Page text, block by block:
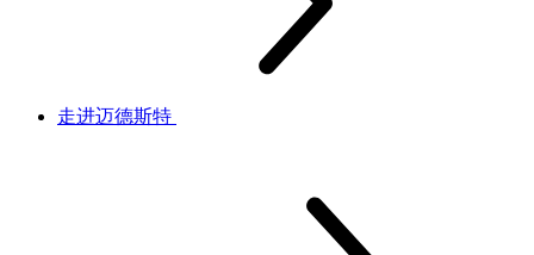
走进迈德斯特